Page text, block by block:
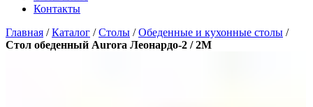
Контакты
Главная /Каталог /Столы /Обеденные и кухонные столы /
Стол обеденный Aurora Леонардо-2 / 2М